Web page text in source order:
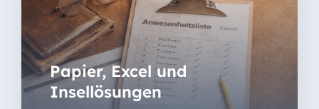
Papier, Excel und
Insellösungen